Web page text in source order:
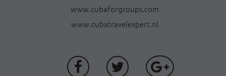
www.cubaforgroups.com
www.cubatravelexpert.nl